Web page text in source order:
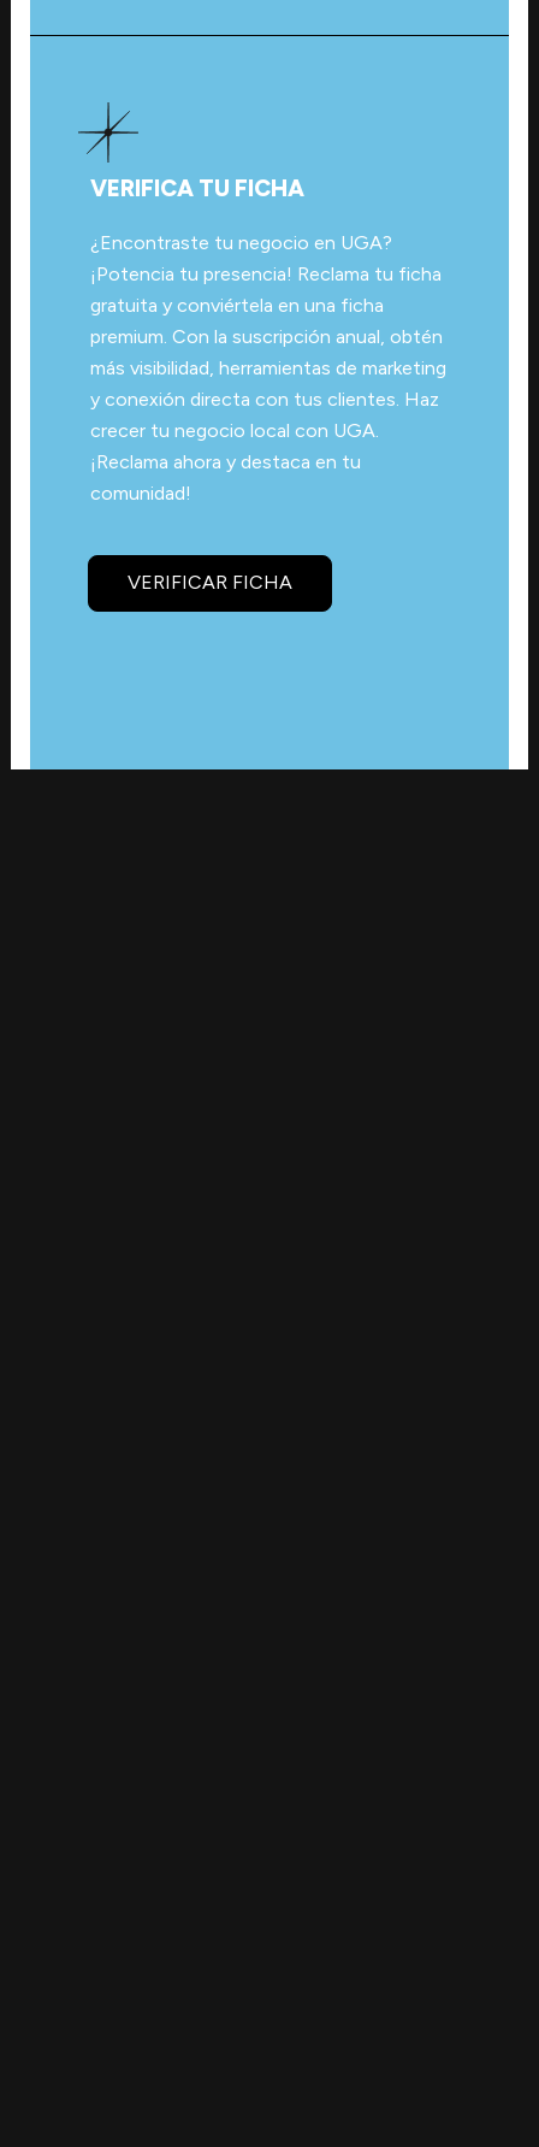
VERIFICA TU FICHA
¿Encontraste tu negocio en UGA?
¡Potencia tu presencia! Reclama tu ficha
gratuita y conviértela en una ficha
premium. Con la suscripción anual, obtén
más visibilidad, herramientas de marketing
y conexión directa con tus clientes. Haz
crecer tu negocio local con UGA.
¡Reclama ahora y destaca en tu
comunidad!
VERIFICAR FICHA